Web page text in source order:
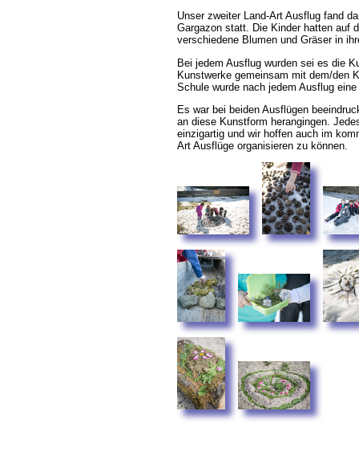
Unser zweiter Land-Art Ausflug fand
Gargazon statt. Die Kinder hatten auf
verschiedene Blumen und Gräser in
Bei jedem Ausflug wurden sei es die
Kunstwerke gemeinsam mit dem/den
Schule wurde nach jedem Ausflug
Es war bei beiden Ausflügen
an diese Kunstform herangingen.
einzigartig und wir hoffen auch im
Art Ausflüge organisieren zu können.